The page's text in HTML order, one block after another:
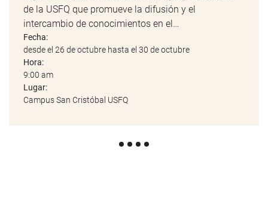
de la USFQ que promueve la difusión y el
intercambio de conocimientos en el…
Fecha:
desde el 26 de octubre hasta el 30 de octubre
Hora:
9:00 am
Lugar:
Campus San Cristóbal USFQ